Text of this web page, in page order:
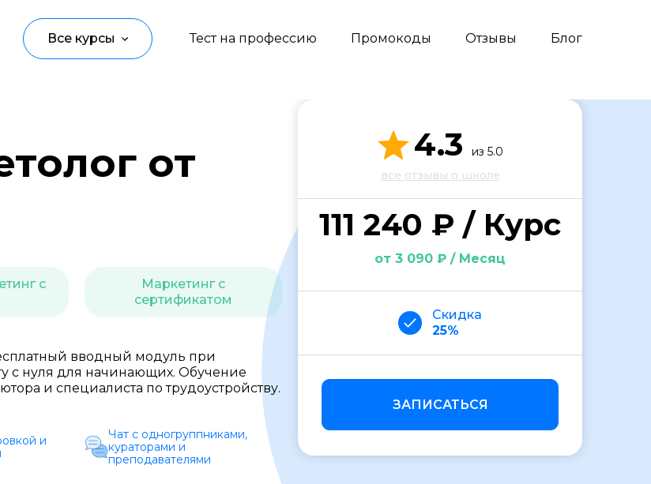
Тест на профессию Промокоды Отзывы Блог
Все курсы
Дизайн
Иностранные языки
Образ жизни
Спорт
от
с
Маркетинг с
сертификатом
вводный модуль при
с нуля для начинающих. Обучение
и специалиста по трудоустройству.
и
Чат с одногруппниками,
кураторами и
преподавателями
4.3
из 5.0
все отзывы о школе
111 240 ₽ / Курс
от 3 090 ₽ / Месяц
Скидка
25%
ЗАПИСАТЬСЯ